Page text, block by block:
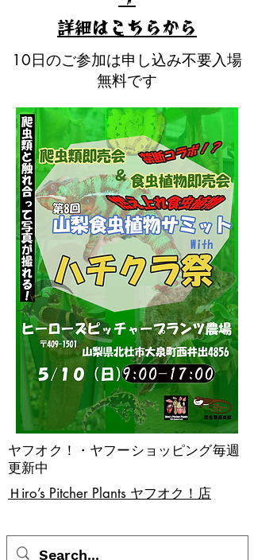
​Ｈiro’s Pitcher Plants ヤフオク！店
ヤフオク！・ヤフーショッピング毎週
更新中
10日のご参加は申し込み不要入場
無料です
​詳細はこちらから